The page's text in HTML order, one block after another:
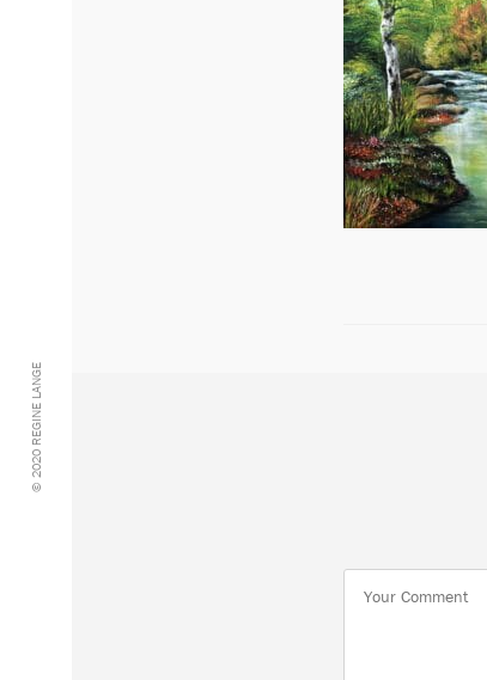
© 2020 REGINE LANGE